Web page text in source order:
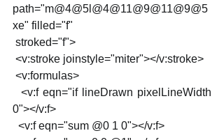
path="m@4@5l@4@11@9@11@9@5
xe" filled="f"
stroked="f">
<v:stroke joinstyle="miter"></v:stroke>
<v:formulas>
0"></v:f>
  <v:f eqn="sum @0 1 0"></v:f>